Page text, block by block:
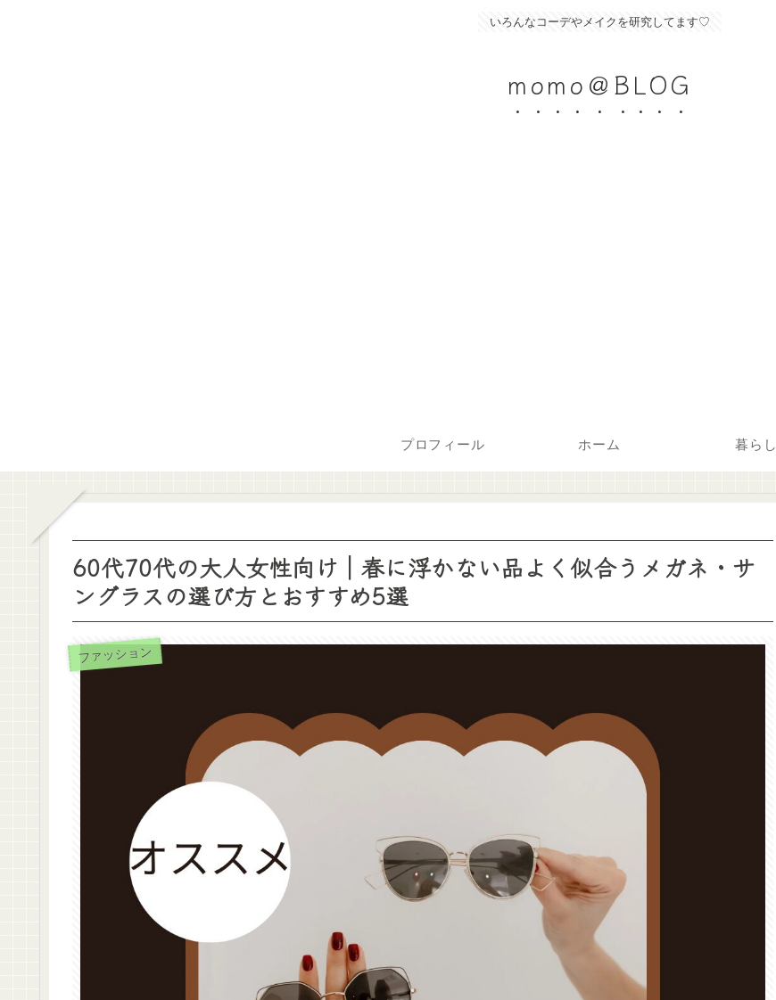
いろんなコーデやメイクを研究してます♡
momo＠BLOG
プロフィール ホーム 暮らし
60代70代の大人女性向け｜春に浮かない品よく似合うメガネ・サ
ングラスの選び方とおすすめ5選
ファッション